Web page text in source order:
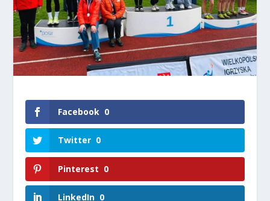
Facebook 0
Twitter 0
Pinterest 0
LinkedIn 0